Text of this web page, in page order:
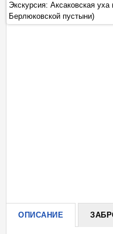
Экскурсия: Аксаковская
Берлюковской пустыни)
ОПИСАНИЕ